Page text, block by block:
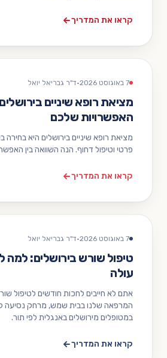
קראו את המדריך
7 באוגוסט 2026 ·ד"ר גבריאל יואל
מציאת רופא שיניים
האפשרויות שלכם
מציאת רופא שיניים בירושלים היא בחירה
פרטי וטיפול דחוף. הנה השוואה בין
קראו את המדריך
7 באוגוסט 2026 ·ד"ר גבריאל יואל
טיפול שורש בירושלים: למה
עולה
אתם לא חייבים לחכות חודשים לטיפול
המרפאה שלנו בבית שמש, מרחק
במטופלים מירושלים באנגלית לפי תור.
קראו את המדריך